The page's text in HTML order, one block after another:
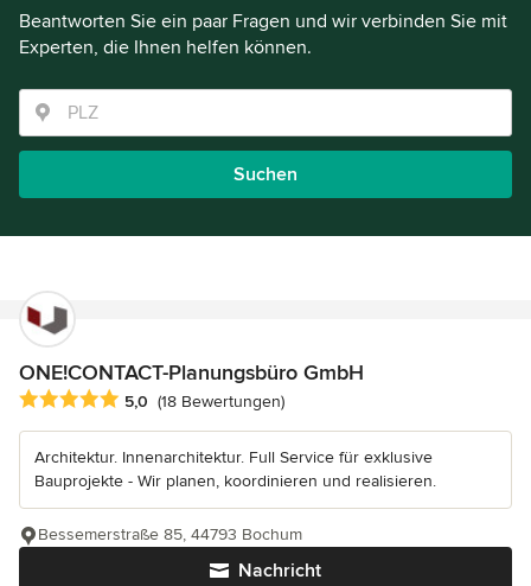
Beantworten Sie ein paar Fragen und wir verbinden Sie mit
Experten, die Ihnen helfen können.
Suchen
ONE!CONTACT-Planungsbüro GmbH
Durchschnittliche Bewertung: 5 von 5 Sternen
5,0 (18 Bewertungen)
Architektur. Innenarchitektur. Full Service für exklusive
Bauprojekte - Wir planen, koordinieren und realisieren.
Nachricht
Bessemerstraße 85, 44793 Bochum